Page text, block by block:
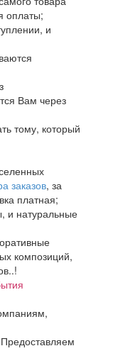
оплаты;
и
Вам через
тому, который
заказов, за
платная;
и натуральные
композиций,